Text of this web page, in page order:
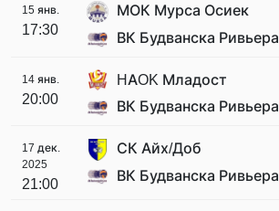
15 янв.
17:30
МОК Мурса Осиек
ВК Будванска Ривьера
14 янв.
20:00
HAOK Младост
ВК Будванска Ривьера
17 дек.
2025
21:00
СК Айх/Доб
ВК Будванска Ривьера